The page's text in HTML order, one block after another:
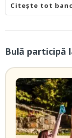
Citește tot
Bulă participă